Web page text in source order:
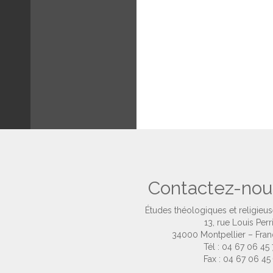
Contactez-
Études théologiques et
13, rue Louis
34000 Montpellier –
Tél : 04 67 06 45
Fax : 04 67 06 45